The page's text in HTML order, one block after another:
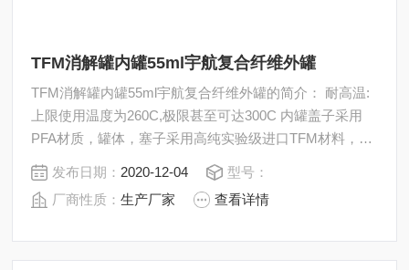
TFM消解罐内罐55ml宇航复合纤维外罐
TFM消解罐内罐55ml宇航复合纤维外罐的简介： 耐高温:
上限使用温度为260C,极限甚至可达300C 内罐盖子采用
PFA材质，罐体，塞子采用高纯实验级进口TFM材料，外
观更接近于玉白色 温度：260℃、300℃ 可选；压力：
800psi、1500psi、2200psi可选；
发布日期： 2020-12-04
型号：
厂商性质：生产厂家 查看详情